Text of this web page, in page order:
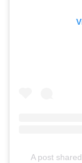
A post